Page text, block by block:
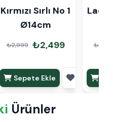
Kırmızı Sırlı No 1
Ø14cm
₺2,999 ₺2,499
Sepete Ekle
Ürünler